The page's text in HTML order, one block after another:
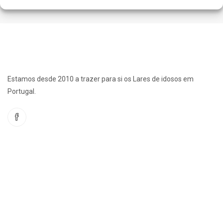
Estamos desde 2010 a trazer para si os Lares de idosos em
Portugal.